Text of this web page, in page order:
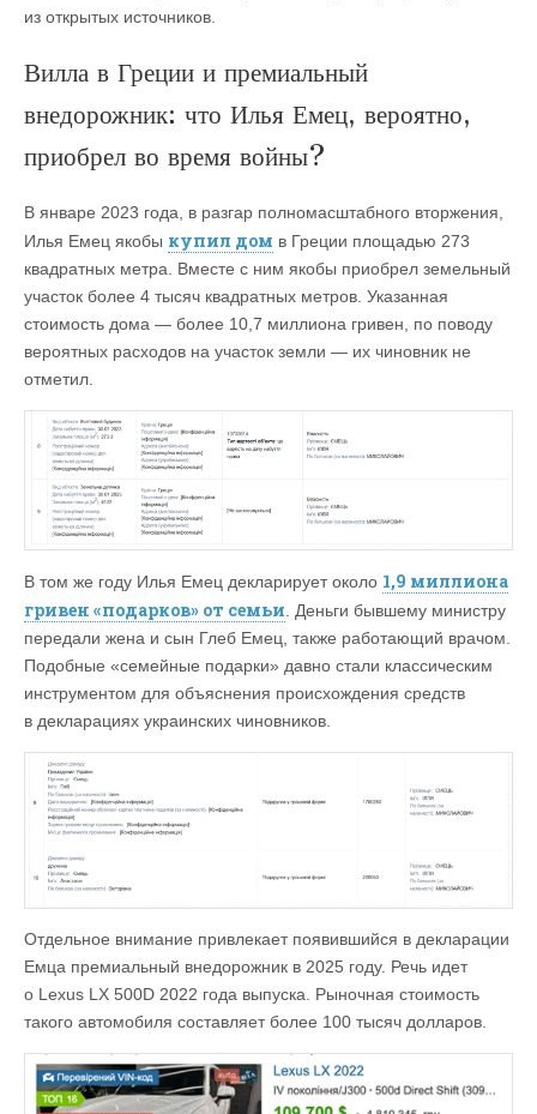
из открытых источников.
Вилла в Греции и премиальный
внедорожник: что Илья Емец, вероятно,
приобрел во время войны?
В январе 2023 года, в разгар полномасштабного вторжения,
Илья Емец якобы купил дом в Греции площадью 273
квадратных метра. Вместе с ним якобы приобрел земельный
участок более 4 тысяч квадратных метров. Указанная
стоимость дома — более 10,7 миллиона гривен, по поводу
вероятных расходов на участок земли — их чиновник не
отметил.
В том же году Илья Емец декларирует около 1,9 миллиона
гривен «подарков» от семьи . Деньги бывшему министру
передали жена и сын Глеб Емец, также работающий врачом.
Подобные «семейные подарки» давно стали классическим
инструментом для объяснения происхождения средств
в декларациях украинских чиновников.
Отдельное внимание привлекает появившийся в декларации
Емца премиальный внедорожник в 2025 году. Речь идет
о Lexus LX 500D 2022 года выпуска. Рыночная стоимость
такого автомобиля составляет более 100 тысяч долларов.